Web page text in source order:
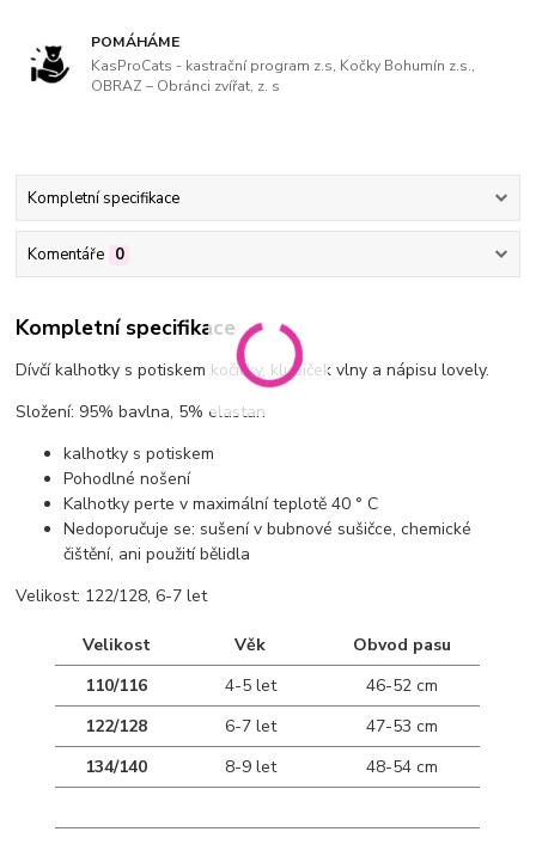
POMÁHÁME
KasProCats - kastrační program z.s, Kočky Bohumín z.s.,
OBRAZ – Obránci zvířat, z. s
Kompletní specifikace
Komentáře 0
Kompletní specifikace
Dívčí kalhotky s potiskem kočičky, klubíček vlny a nápisu lovely.
Složení: 95% bavlna, 5% elastan
kalhotky s potiskem
Pohodlné nošení
Kalhotky perte v maximální teplotě 40 ° C
Nedoporučuje se: sušení v bubnové sušičce, chemické
čištění, ani použití bělidla
Velikost: 122/128, 6-7 let
Velikost Věk
Obvod pasu
110/116
4-5 let
46-52 cm
122/128
6-7 let
47-53 cm
134/140
8-9 let 48-54 cm